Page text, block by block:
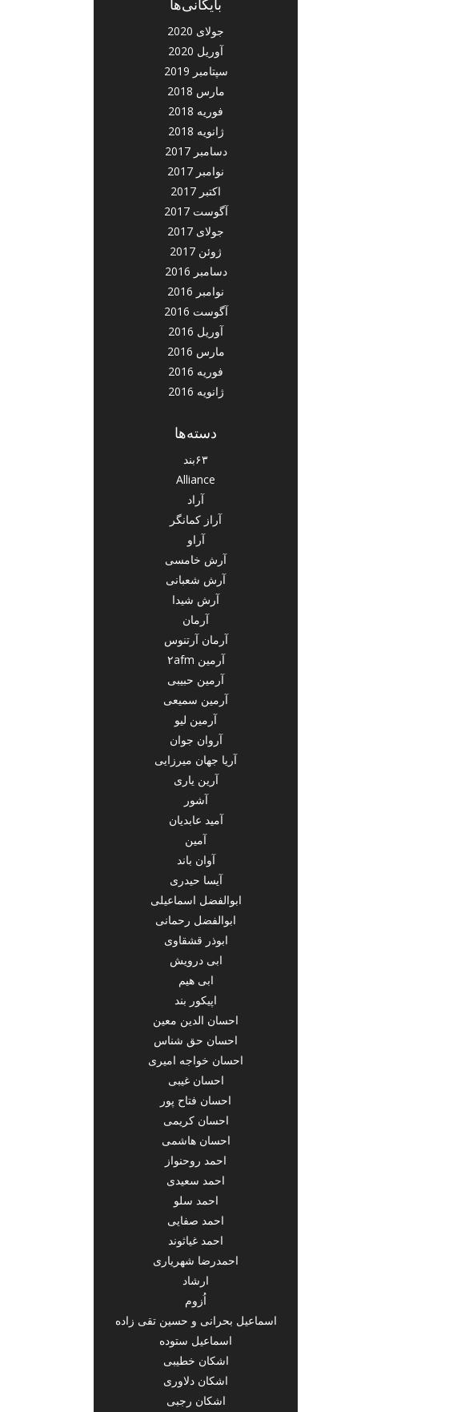
بایگانی‌ها
جولای 2020
آوریل 2020
سپتامبر 2019
مارس 2018
فوریه 2018
ژانویه 2018
دسامبر 2017
نوامبر 2017
اکتبر 2017
آگوست 2017
جولای 2017
ژوئن 2017
دسامبر 2016
نوامبر 2016
آگوست 2016
آوریل 2016
مارس 2016
فوریه 2016
ژانویه 2016
دسته‌ها
۶۳بند
Alliance
آراد
آراز کمانگر
آراو
آرش خامسی
آرش شعبانی
آرش شیدا
آرمان
آرمان آرتنوس
آرمین ۲afm
آرمین حبیبی
آرمین سمیعی
آرمین لیو
آروان جوان
آریا جهان میرزایی
آرین یاری
آشور
آمید عابدیان
آمین
آوان باند
آیسا حیدری
ابوالفضل اسماعیلی
ابوالفضل رحمانی
ابوذر قشقاوی
ابی درویش
ابی هیم
اپیکور بند
احسان الدین معین
احسان حق شناس
احسان خواجه امیری
احسان غیبی
احسان فتاح پور
احسان کریمی
احسان هاشمی
احمد روحنواز
احمد سعیدی
احمد سلو
احمد صفایی
احمد غیاثوند
احمدرضا شهریاری
ارشاد
اُزوم
اسماعیل بحرانی و حسین تقی زاده
اسماعیل ستوده
اشکان خطیبی
اشکان دلاوری
اشکان رجبی